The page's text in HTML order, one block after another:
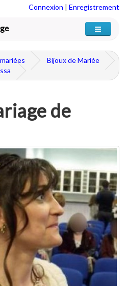
Connexion | Enregistrement
Bijoux de Mariée
de